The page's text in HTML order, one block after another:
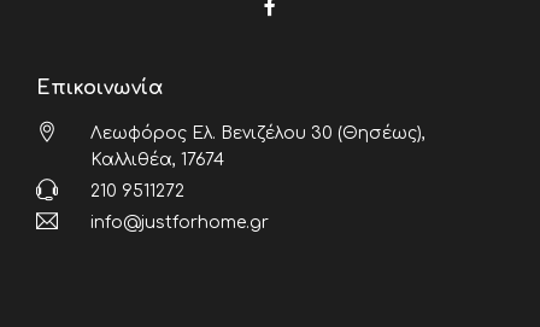
Επικοινωνία
Λεωφόρος Ελ. Βενιζέλου 30 (Θησέως),
Καλλιθέα, 17674
210 9511272
info@justforhome.gr